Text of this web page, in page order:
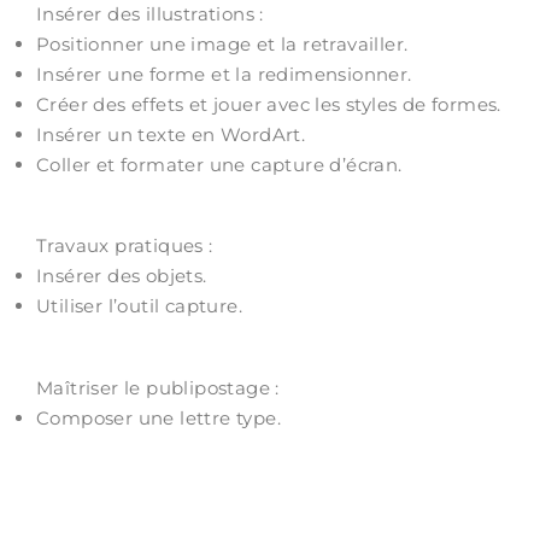
Insérer des illustrations :
Positionner une image et la retravailler.
Insérer une forme et la redimensionner.
Créer des effets et jouer avec les styles de formes.
Insérer un texte en WordArt.
Coller et formater une capture d’écran.
Travaux pratiques :
Insérer des objets.
Utiliser l’outil capture.
Maîtriser le publipostage :
Composer une lettre type.